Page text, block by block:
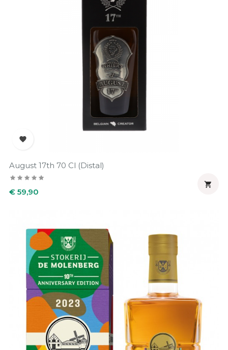

August 17th 70 Cl (Distal)
Prijs
€ 59,90
